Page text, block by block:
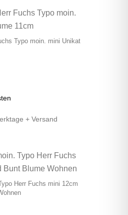
Typo moin. mini Unikat
+ Versand
Herr Fuchs mini 12cm